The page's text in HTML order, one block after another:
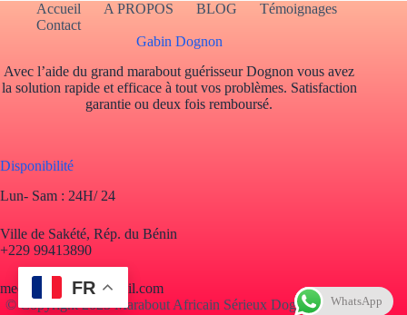
Accueil A PROPOS BLOG
Témoignages
Contact
Gabin Dognon
Avec l’aide du grand marabout guérisseur Dognon vous avez
la solution rapide et efficace à tout vos problèmes. Satisfaction
garantie ou deux fois remboursé.
Disponibilité
Lun- Sam : 24H/ 24
Ville de Sakété, Rép. du Bénin
+229 99413890
mediumdognon@gmail.com
© Copyright 2025 Marabout Africain Sérieux Dognon. Tous
FR
WhatsApp